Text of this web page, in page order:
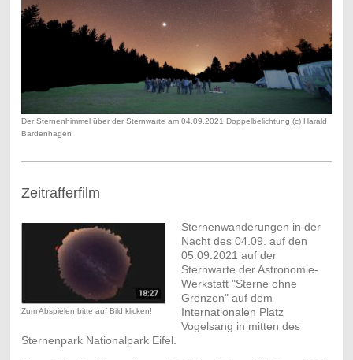
Der Sternenhimmel über der Sternwarte am 04.09.2021 Doppelbelichtung (c) Harald
Bardenhagen
Zeitrafferfilm
Zum Abspielen bitte auf Bild klicken!
Sternenwanderungen in der
Nacht des 04.09. auf den
05.09.2021 auf der
Sternwarte der Astronomie-
Werkstatt "Sterne ohne
Grenzen" auf dem
Internationalen Platz
Vogelsang in mitten des
Sternenpark Nationalpark Eifel.